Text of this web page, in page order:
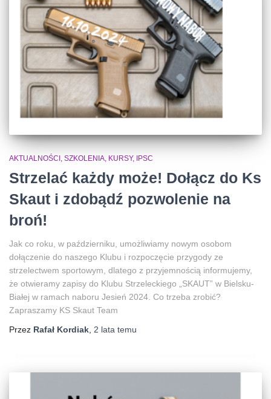
AKTUALNOŚCI, SZKOLENIA, KURSY, IPSC
Strzelać każdy może! Dołącz do Ks
Skaut i zdobądź pozwolenie na
broń!
Jak co roku, w październiku, umożliwiamy nowym osobom
dołączenie do naszego Klubu i rozpoczęcie przygody ze
strzelectwem sportowym, dlatego z przyjemnością informujemy,
że otwieramy zapisy do Klubu Strzeleckiego „SKAUT” w Bielsku-
Białej w ramach naboru Jesień 2024. Co trzeba zrobić?
Zapraszamy KS Skaut Team
Przez Rafał Kordiak 2 lata temu